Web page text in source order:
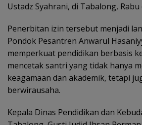
Ustadz Syahrani, di Tabalong, Rabu
Penerbitan izin tersebut menjadi
Pondok Pesantren Anwarul
memperkuat pendidikan berbasis
mencetak santri yang tidak hanya
keagamaan dan akademik, tetapi
berwirausaha.
Kepala Dinas Pendidikan dan